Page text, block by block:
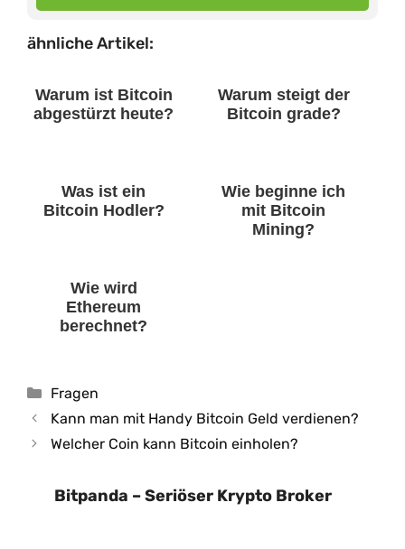
ähnliche Artikel:
Warum ist Bitcoin
abgestürzt heute?
Warum steigt der
Bitcoin grade?
Was ist ein
Bitcoin Hodler?
Wie beginne ich
mit Bitcoin
Mining?
Wie wird
Ethereum
berechnet?
Kategorien
Fragen
Kann man mit Handy Bitcoin Geld verdienen?
Welcher Coin kann Bitcoin einholen?
Bitpanda – Seriöser Krypto Broker